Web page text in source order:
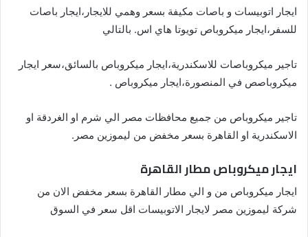
ايجار اتوبيسات و باصات مكيفة بسعر وهمي للايجار،ايجار باصات
للسفر،ايجار ميكروباص تويوتا هاي اس. بالتالي
تاجير ميكروباصات للاسكندرية،ايجار ميكروباص بالسائق،سعر ايجار
ميكروباصص في المنصورة،ايجار ميكروباص .
تاجير ميكروباص من جميع محافظات مصر الي شرم او الغردقة او
الاسكندرية او القاهرة بسعر مخفض من ليموزين مصر.
ايجار ميكروباص مطار القاهرة
ايجار ميكروباص من و الي مطار القاهرة بسعر مخفض الان من
شركة ليموزين مصر لايجار الاتوبيسات اقل سعر في السوق